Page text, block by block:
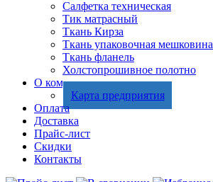
Салфетка техническая
Тик матрасный
Ткань Кирза
Ткань упаковочная мешковина
Ткань фланель
Холстопрошивное полотно
О компании
Карта предприятия
Оплата
Доставка
Прайс-лист
Скидки
Контакты